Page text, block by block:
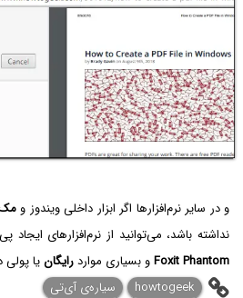
و در سایر نرم‌افزارها اگر ابزار داخلی ویندوز و
نداشته باشد، می‌توانید از نرم‌افزارهای
Foxit Phantomو بسیاری مواردرایگانیا پولی
howtogeek
سیاره‌ی ‌آی‌تی